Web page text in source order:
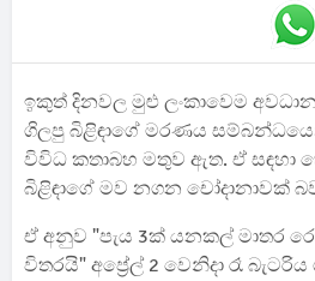
ඉකුත් දිනවල මුළු ලංකාවෙම
ගිලපු බිළිඳාගේ මරණය
විවිධ කතාබහ මතුව ඇත. ඒ සඳහා
බිළිඳාගේ මව නගන චෝදානාවක්
ඒ අනුව "පැය 3ක් යනකල් මාතර
විතරයි" අප්‍රේල් 2 වෙනිදා රෑ